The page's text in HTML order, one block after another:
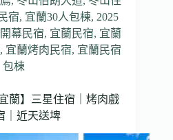
宿, 宜蘭30人包棟, 2025
幕民宿, 宜蘭民宿, 宜蘭
, 宜蘭烤肉民宿, 宜蘭民宿
包棟
蘭】三星住宿｜烤肉戲
｜近天送埤